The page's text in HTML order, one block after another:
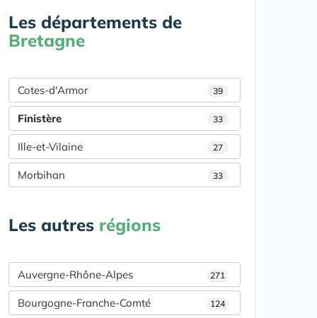
Les départements de
Bretagne
Cotes-d'Armor 39
Finistère 33
Ille-et-Vilaine 27
Morbihan 33
Les autres régions
Auvergne-Rhône-Alpes 271
Bourgogne-Franche-Comté 124